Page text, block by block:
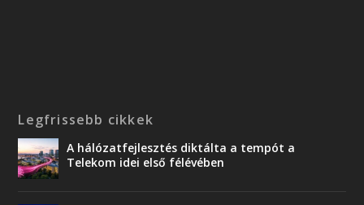
Legfrissebb cikkek
A hálózatfejlesztés diktálta a tempót a
Telekom idei első félévében